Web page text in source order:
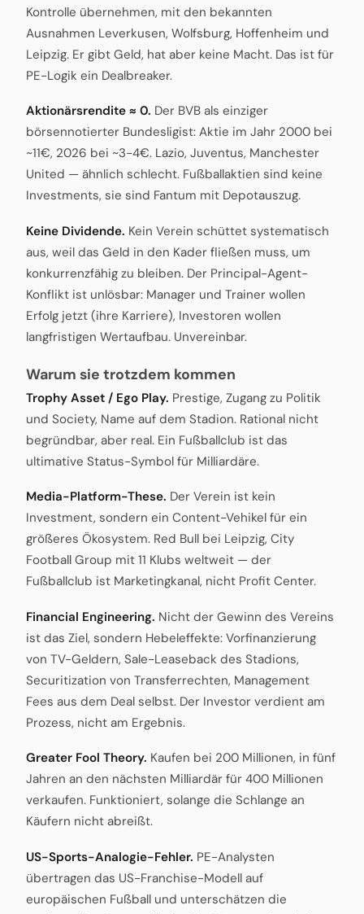
Kontrolle übernehmen, mit den bekannten
Ausnahmen Leverkusen, Wolfsburg, Hoffenheim und
Leipzig. Er gibt Geld, hat aber keine Macht. Das ist für
PE-Logik ein Dealbreaker.
Aktionärsrendite ≈ 0. Der BVB als einziger
börsennotierter Bundesligist: Aktie im Jahr 2000 bei
~11€, 2026 bei ~3-4€. Lazio, Juventus, Manchester
United — ähnlich schlecht. Fußballaktien sind keine
Investments, sie sind Fantum mit Depotauszug.
Keine Dividende. Kein Verein schüttet systematisch
aus, weil das Geld in den Kader fließen muss, um
konkurrenzfähig zu bleiben. Der Principal-Agent-
Konflikt ist unlösbar: Manager und Trainer wollen
Erfolg jetzt (ihre Karriere), Investoren wollen
langfristigen Wertaufbau. Unvereinbar.
Warum sie trotzdem kommen
Trophy Asset / Ego Play. Prestige, Zugang zu Politik
und Society, Name auf dem Stadion. Rational nicht
begründbar, aber real. Ein Fußballclub ist das
ultimative Status-Symbol für Milliardäre.
Media-Platform-These. Der Verein ist kein
Investment, sondern ein Content-Vehikel für ein
größeres Ökosystem. Red Bull bei Leipzig, City
Football Group mit 11 Klubs weltweit — der
Fußballclub ist Marketingkanal, nicht Profit Center.
Financial Engineering. Nicht der Gewinn des Vereins
ist das Ziel, sondern Hebeleffekte: Vorfinanzierung
von TV-Geldern, Sale-Leaseback des Stadions,
Securitization von Transferrechten, Management
Fees aus dem Deal selbst. Der Investor verdient am
Prozess, nicht am Ergebnis.
Greater Fool Theory. Kaufen bei 200 Millionen, in fünf
Jahren an den nächsten Milliardär für 400 Millionen
verkaufen. Funktioniert, solange die Schlange an
Käufern nicht abreißt.
US-Sports-Analogie-Fehler. PE-Analysten
übertragen das US-Franchise-Modell auf
europäischen Fußball und unterschätzen die